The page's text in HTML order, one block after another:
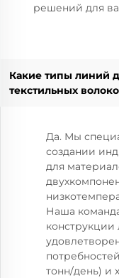
решений для
Какие типы линий
текстильных
Да. Мы
создании
для
Наша
конструкции
тонн/день) и